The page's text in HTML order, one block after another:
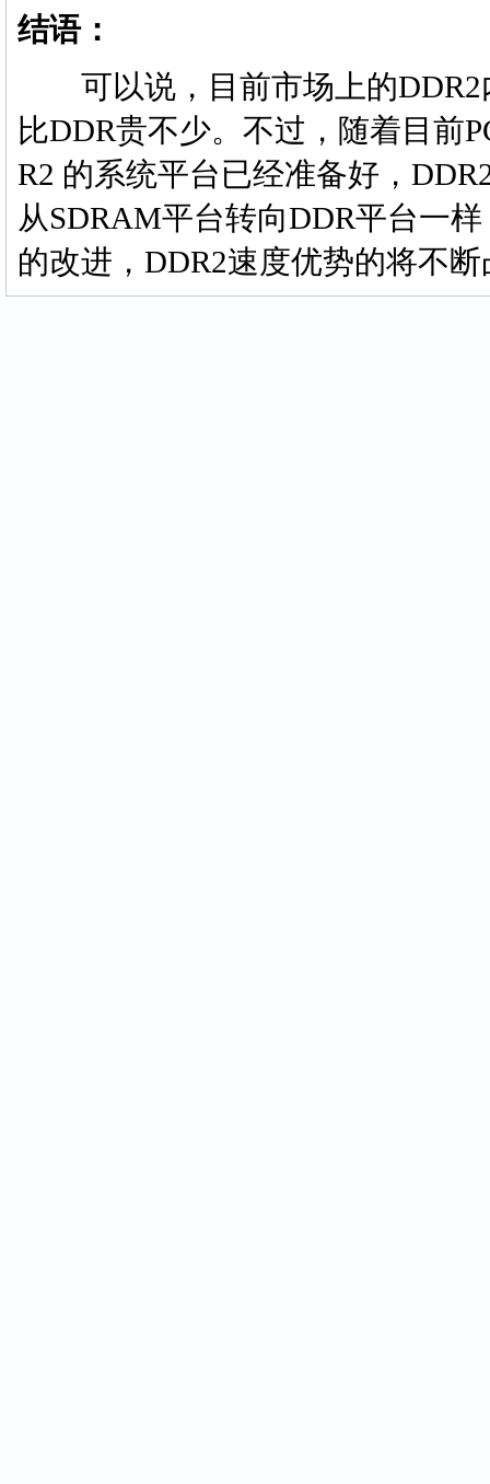
结语：
可以说，目前市场上的DDR2
比DDR贵不少。不过，随着目前
R2 的系统平台已经准备好，
从SDRAM平台转向DDR平台一
的改进，DDR2速度优势的将不